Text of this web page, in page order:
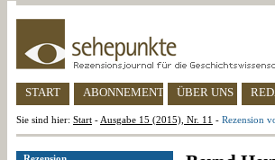
START ABONNEMENT ÜBER UNS
Sie sind hier: Start - Ausgabe 15 (2015), Nr. 11 - Rezension